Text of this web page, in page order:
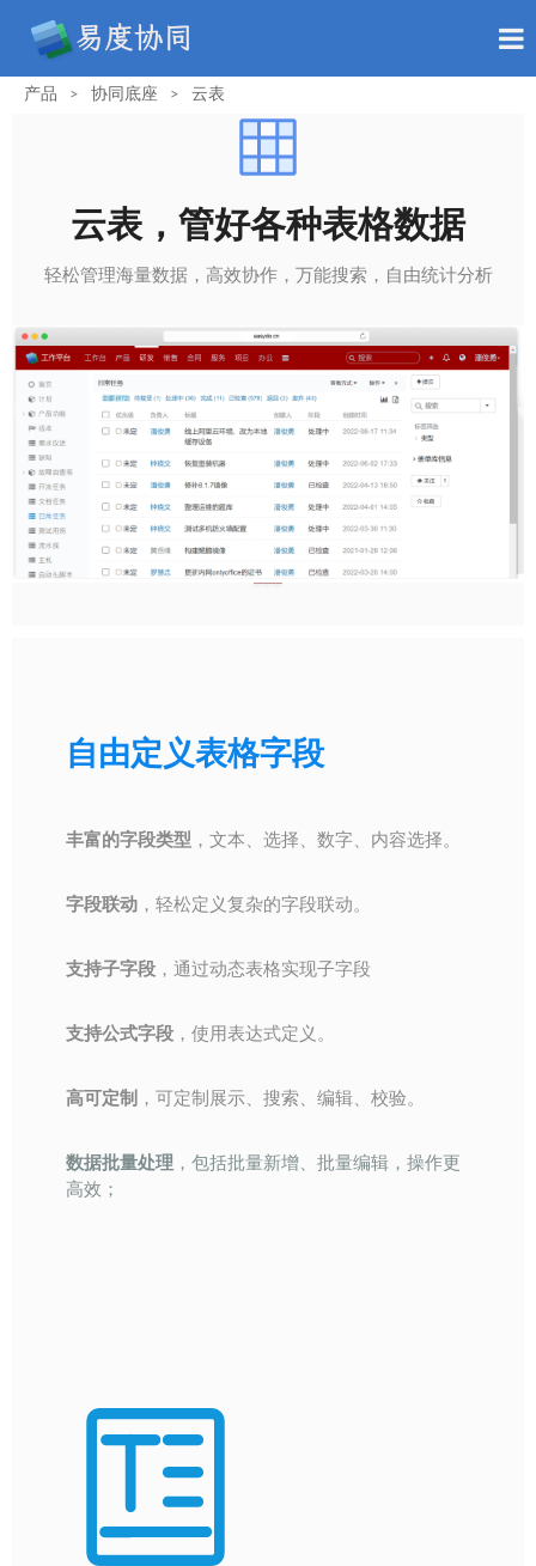
产品 > 协同底座 > 云表
云表，管好各种表格数据
轻松管理海量数据，高效协作，万能搜索，自由统计分析
自由定义表格字段
丰富的字段类型 ，文本、选择、数字、内容选择。
字段联动 ，轻松定义复杂的字段联动。
支持子字段 ，通过动态表格实现子字段
支持公式字段 ，使用表达式定义。
高可定制 ，可定制展示、搜索、编辑、校验。
数据批量处理 ，包括批量新增、批量编辑，操作更
高效；